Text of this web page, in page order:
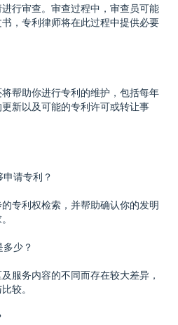
行审查。审查过程中，审查员可能
，专利律师将在此过程中提供必要
帮助你进行专利的维护，包括每年
新以及可能的专利许可或转让事
请专利？
专利权检索，并帮助确认你的发明
少？
服务内容的不同而存在较大差异，
较。